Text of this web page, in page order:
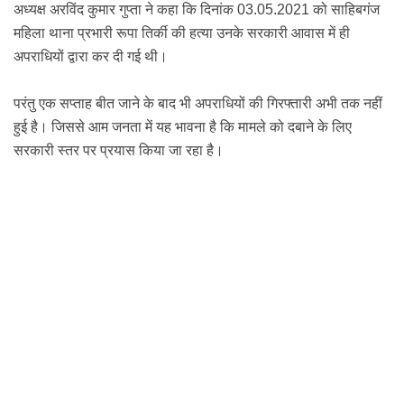
अध्यक्ष अरविंद कुमार गुप्ता ने कहा कि दिनांक 03.05.2021 को साहिबगंज
महिला थाना प्रभारी रूपा तिर्कीकी हत्या उनके सरकारी आवास में ही
अपराधियों द्वारा कर दी गई थी।
परंतु एक सप्ताह बीत जाने के बाद भी अपराधियों की गिरफ्तारी अभी तक नहीं
हुई है। जिससे आम जनता में यह भावना है कि मामले को दबाने के लिए
सरकारी स्तर पर प्रयास किया जा रहा है।